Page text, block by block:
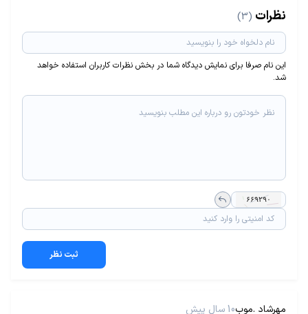
نظرات (3)
این نام صرفا برای نمایش دیدگاه شما در بخش نظرات کاربران استفاده خواهد
شد.
ثبت نظر
مهرشاد .موب10 سال پیش